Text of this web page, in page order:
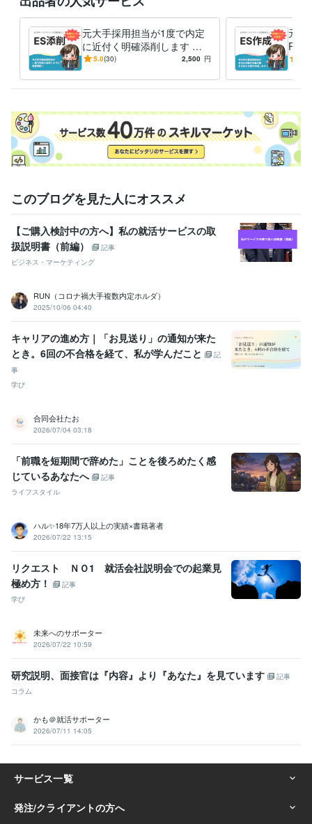
元大手採用担当が1度で内定
に近付く明確添削します 誰
よりも分かり易いES・自己P
削！
5.0(30) 2,500 円
元大
R・
手採
このブログを見た人にオススメ
【ご購入検討中の方へ】私の就活サービスの取
扱説明書（前編）
記事
ビジネス・マーケティング
RUN（コロナ禍大手複数内定ホルダ）
2025/10/06 04:40
キャリアの進め方｜「お見送り」の通知が来た
とき。6回の不合格を経て、私が学んだこと
記
事
学び
合同会社たお
2026/07/04 03:18
「前職を短期間で辞めた」ことを後ろめたく感
じているあなたへ
記事
ライフスタイル
ハル✨18年7万人以上の実績×書籍著者
2026/07/22 13:15
リクエスト ＮＯ1 就活会社説明会での起業見
極め方！
記事
学び
未来へのサポーター
2026/07/22 10:59
研究説明、面接官は『内容』より『あなた』を見ています
記事
コラム
かも＠就活サポーター
2026/07/11 14:05